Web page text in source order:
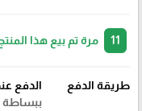
مرة تم بيع هذا
طريقة الدفع
الدفع
ببساطة